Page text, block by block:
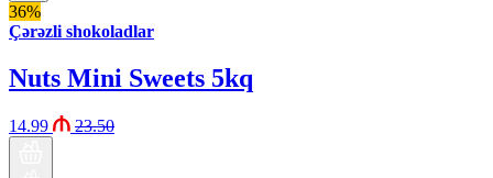
36%
Çərəzli shokoladlar
Nuts Mini Sweets 5kq
14.99 23.50